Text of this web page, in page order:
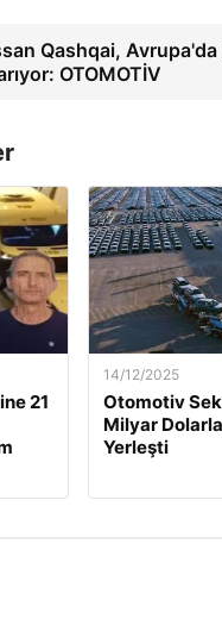
Qashqai,
OTOMOTİV
21
14/12/2025
Otomotiv
Milyar
Yerleşti